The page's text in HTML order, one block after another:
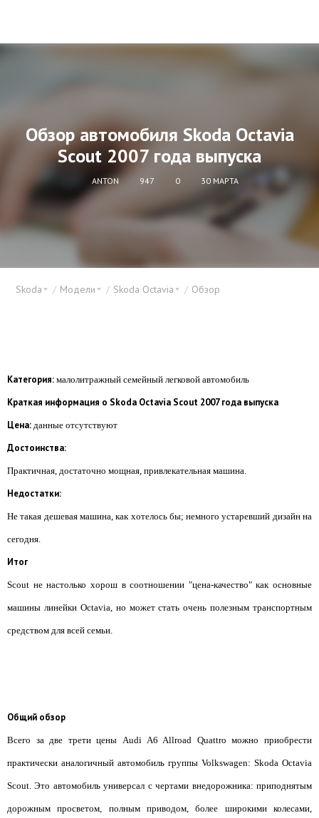
Обзор автомобиля Skoda Octavia
Scout 2007 года выпуска
ANTON 947 0 30 МАРТА
Skoda Модели Skoda Octavia Обзор
Категория: малолитражный семейный легковой автомобиль
Краткая информация о Skoda Octavia Scout 2007 года выпуска
Цена: данные отсутствуют
Достоинства:
Практичная, достаточно мощная, привлекательная машина.
Недостатки:
Не такая дешевая машина, как хотелось бы; немного устаревший дизайн на
сегодня.
Итог
Scout не настолько хорош в соотношении "цена-качество" как основные
машины линейки Octavia, но может стать очень полезным транспортным
средством для всей семьи.
Общий обзор
Всего за две трети цены Audi A6 Allroad Quattro можно приобрести
практически аналогичный автомобиль группы Volkswagen: Skoda Octavia
Scout. Это автомобиль универсал с чертами внедорожника: приподнятым
дорожным просветом, полным приводом, более широкими колесами,